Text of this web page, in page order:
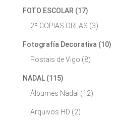
FOTO ESCOLAR (17)
2º COPIAS ORLAS (3)
Fotografía Decorativa (10)
Postais de Vigo (8)
NADAL (115)
Álbumes Nadal (12)
Arquivos HD (2)